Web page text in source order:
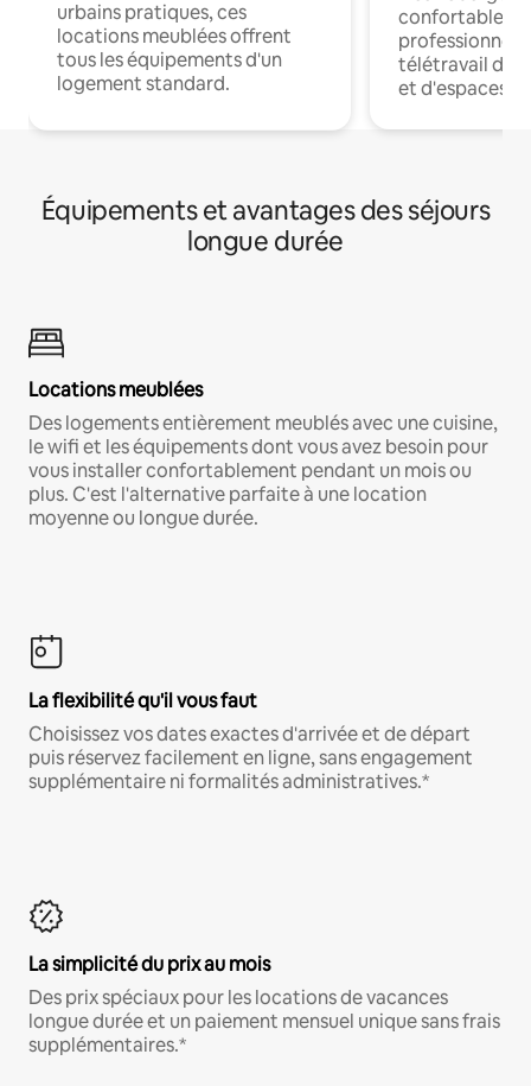
urbains pratiques, ces
locations meublées offrent
tous les équipements d'un
logement standard.
confortables
professionnels
télétravail
et d'espaces
Équipements et avantages des séjours
longue durée
Locations meublées
Des logements entièrement meublés avec une cuisine,
le wifi et les équipements dont vous avez besoin pour
vous installer confortablement pendant un mois ou
plus. C'est l'alternative parfaite à une location
moyenne ou longue durée.
La flexibilité qu'il vous faut
Choisissez vos dates exactes d'arrivée et de départ
puis réservez facilement en ligne, sans engagement
supplémentaire ni formalités administratives.*
La simplicité du prix au mois
Des prix spéciaux pour les locations de vacances
longue durée et un paiement mensuel unique sans frais
supplémentaires.*